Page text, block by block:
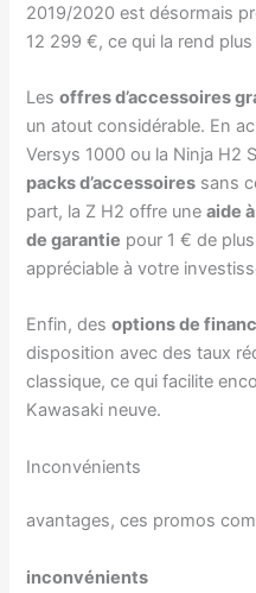
2019/2020 est désormais
12 299 €, ce qui la rend
Lesoffres d’accessoires
un atout considérable. En
Versys 1000 ou la Ninja H2
packs d’accessoires sans
part, la Z H2 offre uneaide
de garantie pour 1 € de
appréciable à votre
Enfin, desoptions de
disposition avec des taux
classique, ce qui facilite
Kawasaki neuve.
Inconvénients
avantages, ces promos
inconvénients